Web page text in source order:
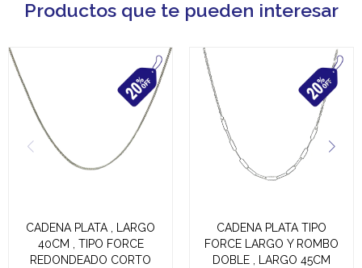
Productos que te pueden interesar
CADENA PLATA , LARGO
40CM , TIPO FORCE
REDONDEADO CORTO
CADENA PLATA TIPO
FORCE LARGO Y ROMBO
DOBLE , LARGO 45CM